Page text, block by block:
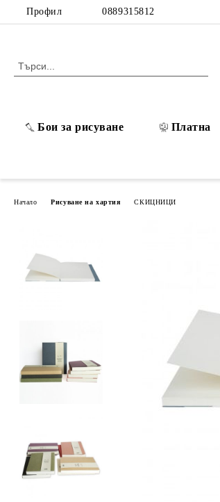
Профил 0889315812
Бои за рисуване Платна
Начало Рисуване на хартия СКИЦНИЦИ